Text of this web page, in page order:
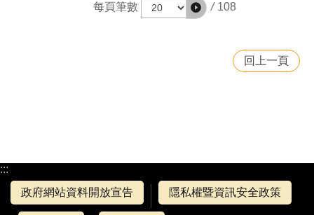
每頁筆數 / 108
回上一頁
:::
政府網站資料開放宣告
隱私權暨資訊安全政策